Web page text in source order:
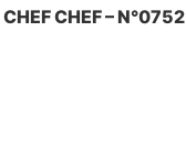
CHEF – N°0752